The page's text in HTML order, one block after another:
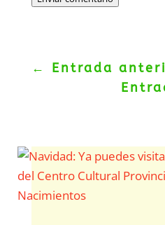
← Entrada